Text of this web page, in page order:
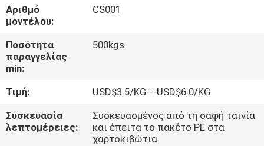
ΈΛΕΓΧΟΣ
ΜΑΣ
ΣΕ
ΕΠΑΦΉ
Αριθμό
μοντέλου:
CS001
Ποσότητα
παραγγελίας
min:
500kgs
Τιμή:
USD$3.5/KG---USD$6.0/KG
Συσκευασία
λεπτομέρειες:
Συσκευασμένος από τη σαφή ταινία
και έπειτα το πακέτο PE στα
χαρτοκιβώτια